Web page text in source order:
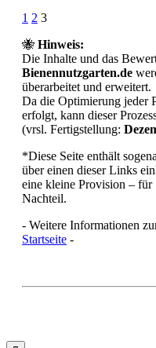
Page
of
3
Prev
1 2 3
🐝 Hinweis:
Die Inhalte und das
Bienennutzgarten.de
überarbeitet und erweitert.
Da die Optimierung jeder
erfolgt, kann dieser
(vrsl. Fertigstellung:
*Diese Seite enthält
über einen dieser Links
eine kleine Provision – für
Nachteil.
- Weitere Informationen
Startseite -